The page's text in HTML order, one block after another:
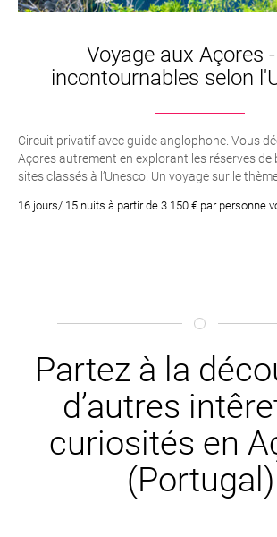
Voyage aux Açores
incontournables selon
Circuit privatif avec guide anglophone. Vous
Açores autrement en explorant les réserves de
sites classés à l’Unesco. Un voyage sur le
16 jours/ 15 nuits à partir de 3 150 € par personne
Partez à la
d’autres
curiosités en
(Portugal)